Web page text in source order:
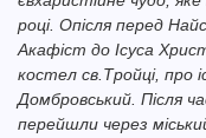
році. Опісля перед
Акафіст до Ісуса
костел св.Тройці, про
Домбровський. Після
перейшли через